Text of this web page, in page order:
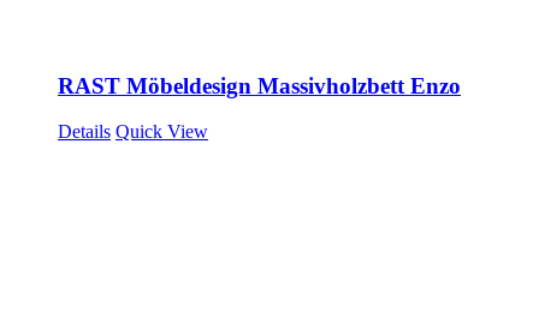
RAST Möbeldesign Massivholzbett Enzo
Details Quick View